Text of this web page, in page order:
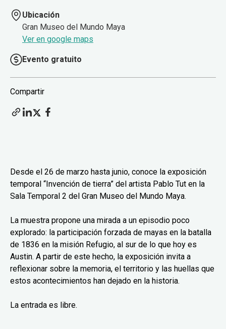
Ubicación
Gran Museo del Mundo Maya
Ver en google maps
Evento gratuito
Compartir
Desde el 26 de marzo hasta junio, conoce la exposición
temporal “Invención de tierra” del artista Pablo Tut en la
Sala Temporal 2 del Gran Museo del Mundo Maya.
La muestra propone una mirada a un episodio poco
explorado: la participación forzada de mayas en la batalla
de 1836 en la misión Refugio, al sur de lo que hoy es
Austin. A partir de este hecho, la exposición invita a
reflexionar sobre la memoria, el territorio y las huellas que
estos acontecimientos han dejado en la historia.
La entrada es libre.